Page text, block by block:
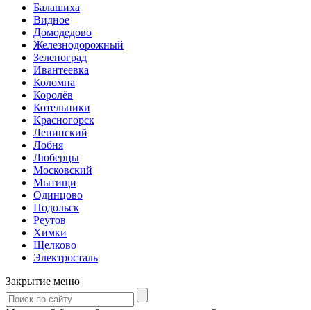
Балашиха
Видное
Домодедово
Железнодорожный
Зеленоград
Ивантеевка
Коломна
Королёв
Котельники
Красногорск
Ленинский
Лобня
Люберцы
Московский
Мытищи
Одинцово
Подольск
Реутов
Химки
Щелково
Электросталь
Закрытие меню